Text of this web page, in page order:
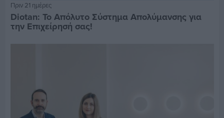
Πριν 21 ημέρες
Diotan: Το Απόλυτο Σύστημα Απολύμανσης για
την Επιχείρησή σας!